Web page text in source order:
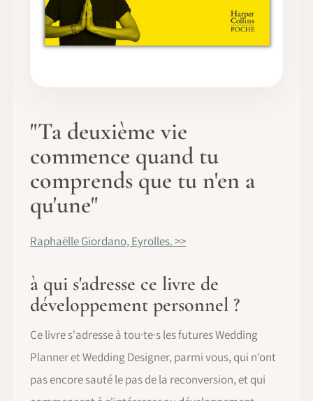
"Ta deuxième vie
commence quand tu
comprends que tu n'en a
qu'une"
Raphaëlle Giordano, Eyrolles. >>
à qui s'adresse ce livre de
développement personnel ?
Ce livre s'adresse à tou·te·s les futures Wedding
Planner et Wedding Designer, parmi vous, qui n'ont
pas encore sauté le pas de la reconversion, et qui